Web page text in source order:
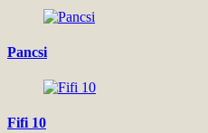
Pancsi
Fifi 10